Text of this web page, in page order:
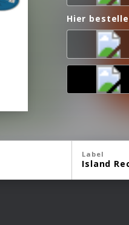
Hier
Label
Island